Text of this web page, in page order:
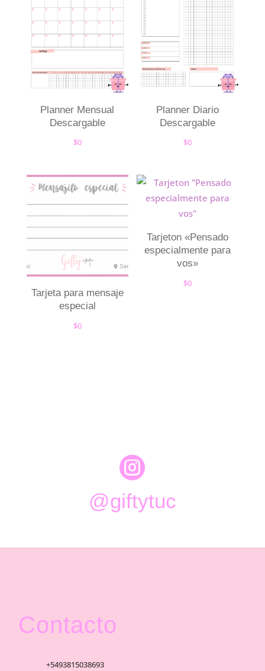
Planner Mensual
Descargable
$0
Planner Diario
Descargable
$0
Tarjeta para mensaje
especial
$0
Tarjeton «Pensado
especialmente para
vos»
$0

@giftytuc
Contacto
+5493815038693